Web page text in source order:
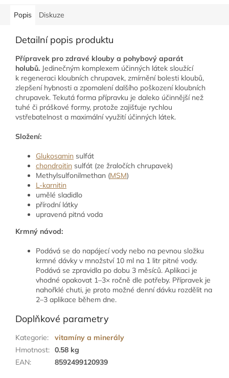
Popis Diskuze
Detailní popis produktu
Přípravek pro zdravé klouby a pohybový aparát
holubů. Jedinečným komplexem účinných látek sloužící
k regeneraci kloubních chrupavek, zmírnění bolesti kloubů,
zlepšení hybnosti a zpomalení dalšího poškození kloubních
chrupavek. Tekutá forma přípravku je daleko účinnější než
tuhé či práškové formy, protože zajišťuje rychlou
vstřebatelnost a maximální využití účinných látek.
Složení:
Glukosamin sulfát
chondroitin sulfát (ze žraločích chrupavek)
Methylsulfonil­methan (MSM)
L-karnitin
umělé sladidlo
přírodní látky
upravená pitná voda
Krmný návod:
Podává se do napájecí vody nebo na pevnou složku
krmné dávky v množství 10 ml na 1 litr pitné vody.
Podává se zpravidla po dobu 3 měsíců. Aplikaci je
vhodné opakovat 1–3× ročně dle potřeby. Přípravek je
nahořklé chuti, je proto možné denní dávku rozdělit na
2–3 aplikace během dne.
Doplňkové parametry
Kategorie:
vitamíny a minerály
Hmotnost: 0.58 kg
EAN: 8592499120939